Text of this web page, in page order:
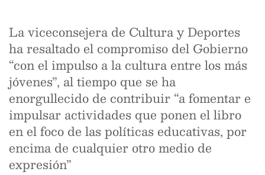
La viceconsejera de Cultura y Deportes
ha resaltado el compromiso del Gobierno
“con el impulso a la cultura entre los más
jóvenes”, al tiempo que se ha
enorgullecido de contribuir “a fomentar e
impulsar actividades que ponen el libro
en el foco de las políticas educativas, por
encima de cualquier otro medio de
expresión”